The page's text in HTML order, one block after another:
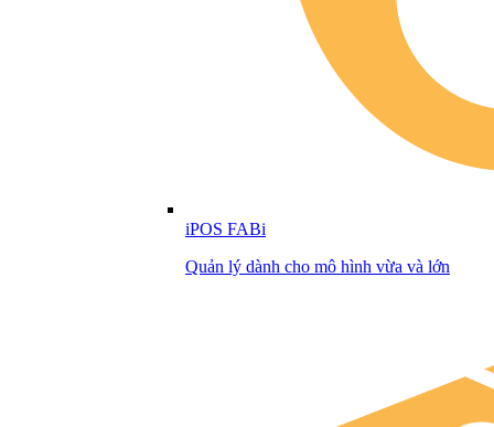
iPOS FABi
Quản lý dành cho mô hình vừa và lớn